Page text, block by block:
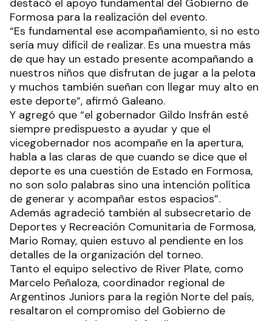
destacó el apoyo fundamental del Gobierno de
Formosa para la realización del evento.
“Es fundamental ese acompañamiento, si no esto
sería muy difícil de realizar. Es una muestra más
de que hay un estado presente acompañando a
nuestros niños que disfrutan de jugar a la pelota
y muchos también sueñan con llegar muy alto en
este deporte”, afirmó Galeano.
Y agregó que “el gobernador Gildo Insfrán esté
siempre predispuesto a ayudar y que el
vicegobernador nos acompañe en la apertura,
habla a las claras de que cuando se dice que el
deporte es una cuestión de Estado en Formosa,
no son solo palabras sino una intención política
de generar y acompañar estos espacios”.
Además agradeció también al subsecretario de
Deportes y Recreación Comunitaria de Formosa,
Mario Romay, quien estuvo al pendiente en los
detalles de la organización del torneo.
Tanto el equipo selectivo de River Plate, como
Marcelo Peñaloza, coordinador regional de
Argentinos Juniors para la región Norte del país,
resaltaron el compromiso del Gobierno de